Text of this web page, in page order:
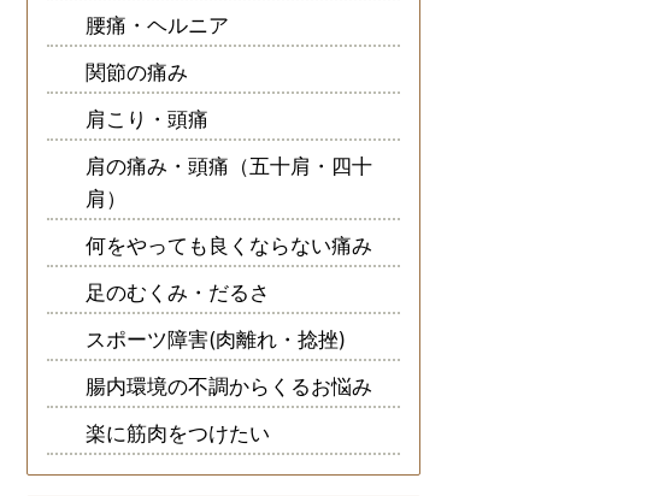
腰痛・ヘルニア
関節の痛み
肩こり・頭痛
肩の痛み・頭痛（五十肩・四十
肩）
何をやっても良くならない痛み
足のむくみ・だるさ
スポーツ障害(肉離れ・捻挫)
腸内環境の不調からくるお悩み
楽に筋肉をつけたい